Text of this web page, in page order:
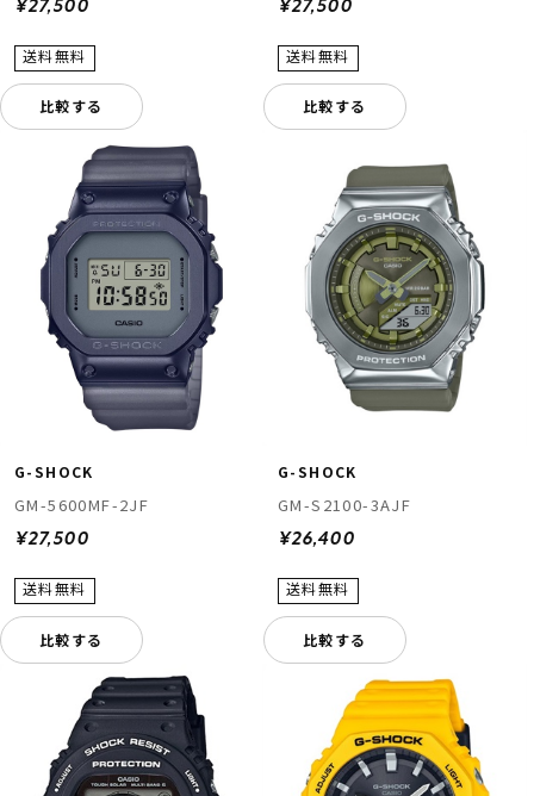
¥27,500
比較する
¥27,500
比較する
G-SHOCK
GM-5600MF-2JF
¥27,500
比較する
G-SHOCK
GM-S2100-3AJF
¥26,400
比較する